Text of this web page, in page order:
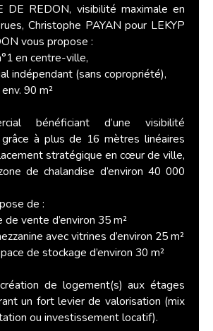
DE REDON, visibilité maximale en
Christophe PAYAN pour LEKYP
vous propose :
en centre-ville,
indépendant (sans copropriété),
90 m²
bénéficiant d’une visibilité
à plus de 16 mètres linéaires
stratégique en cœur de ville,
de chalandise d’environ 40 000
de :
de vente d’environ 35 m²
avec vitrines d’environ 25 m²
de stockage d’environ 30 m²
de logement(s) aux étages
un fort levier de valorisation (mix
ou investissement locatif).